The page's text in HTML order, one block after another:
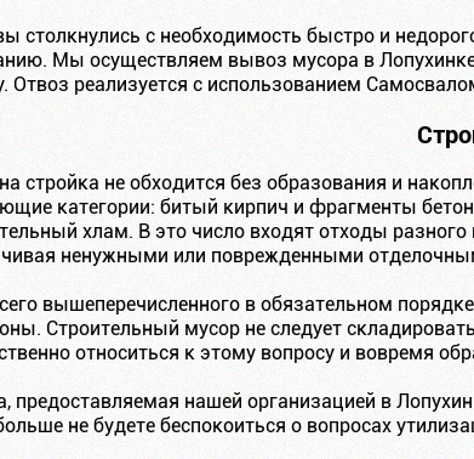
столкнулись с необходимость быстро и
Мы осуществляем вывоз мусора в
Отвоз реализуется с использованием
стройка не обходится без образования и
категории: битый кирпич и фрагменты
хлам. В это число входят отходы
ненужными или поврежденными
вышеперечисленного в обязательном
Строительный мусор не следует
относиться к этому вопросу и вовремя
предоставляемая нашей организацией в
не будете беспокоиться о вопросах